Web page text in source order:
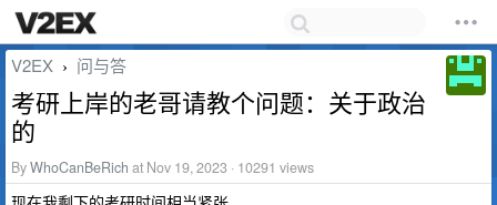
V2EX › 问与答
考研上岸的老哥请教个问题：关于政治
的
ByWhoCanBeRich at Nov 19, 2023 · 10291 views